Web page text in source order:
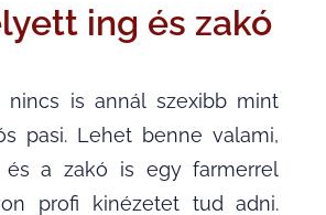
ing és zakó
nincs is annál szexibb mint
pasi. Lehet benne valami,
és a zakó is egy farmerrel
profi kinézetet tud adni.